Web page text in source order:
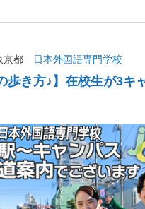
京都 日本外国語専門学校
歩き方♪】在校生が3キ